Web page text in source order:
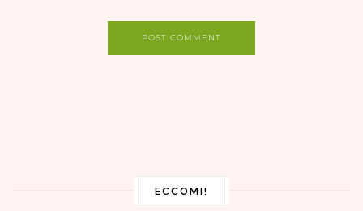
POST COMMENT
ECCOMI!